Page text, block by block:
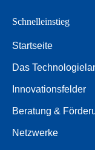
Schnelleinstieg
Startseite
Das
Innovationsfelder
Beratung &
Netzwerke